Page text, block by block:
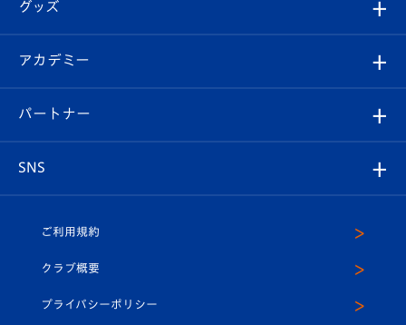
チケット
イベント
メディア
ホームタウン
スタッフプロフィール
マスコット紹介
Revive Team
ヴィヴィくんの長崎おもてなしガイド
フォトギャラリー
スタジアムグルメ
V-LOVERS（ファンクラブ）
プレイヤーズスイート
グッズ
オンラインショップ
店舗情報
アカデミー
育成からのお知らせ
U-18
パートナー
SNS
ヴィヴィくんインスタグラム
公式LINE＠
ご利用規約
クラブ概要
プライバシーポリシー